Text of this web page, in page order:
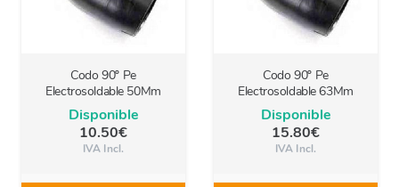
Codo 90º Pe
Electrosoldable 50Mm
Disponible
10.50€
IVA Incl.
Codo 90º Pe
Electrosoldable 63Mm
Disponible
15.80€
IVA Incl.